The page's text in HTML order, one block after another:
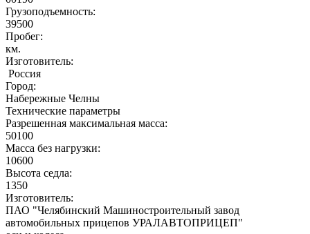
Грузоподъемность:
39500
Пробег:
км.
Изготовитель:
Россия
Город:
Набережные Челны
Технические параметры
Разрешенная максимальная масса:
50100
Масса без нагрузки:
10600
Высота седла:
1350
Изготовитель:
ПАО "Челябинский Машиностроительный завод
автомобильных прицепов УРАЛАВТОПРИЦЕП"